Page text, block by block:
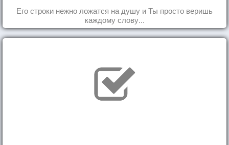
Его строки нежно ложатся на душу и Ты просто веришь
каждому слову...